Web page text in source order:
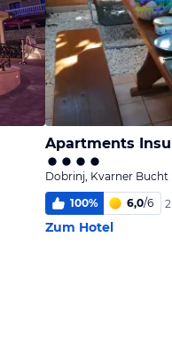
Apartments
Dobrinj, Kvarner Bucht
100% 6,0/6
Zum Hotel